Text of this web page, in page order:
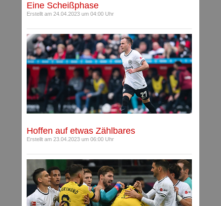
Eine Scheißphase
Erstellt am 24.04.2023 um 04:00 Uhr
Hoffen auf etwas Zählbares
Erstellt am 23.04.2023 um 06:00 Uhr